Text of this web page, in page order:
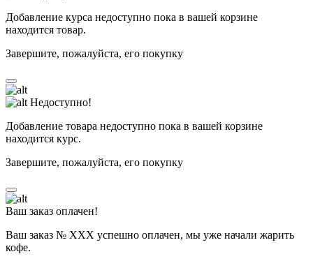
Добавление курса недоступно пока в вашей корзине
находится товар.
Завершите, пожалуйста, его покупку
Недоступно!
Добавление товара недоступно пока в вашей корзине
находится курс.
Завершите, пожалуйста, его покупку
Ваш заказ оплачен!
Ваш заказ № ХХХ успешно оплачен, мы уже начали жарить
кофе.